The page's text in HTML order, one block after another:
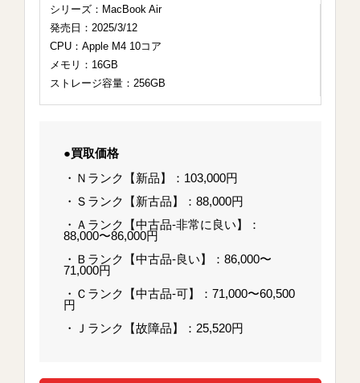
シリーズ：MacBook Air
発売日：2025/3/12
CPU：Apple M4 10コア
メモリ：16GB
ストレージ容量：256GB
●買取価格
・Ｎランク【新品】：103,000円
・Ｓランク【新古品】：88,000円
・Ａランク【中古品-非常に良い】：
88,000〜86,000円
・Ｂランク【中古品-良い】：86,000〜
71,000円
・Ｃランク【中古品-可】：71,000〜60,500
円
・Ｊランク【故障品】：25,520円